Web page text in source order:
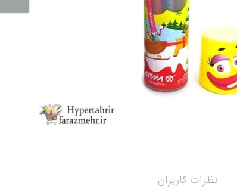
نظرات کاربران